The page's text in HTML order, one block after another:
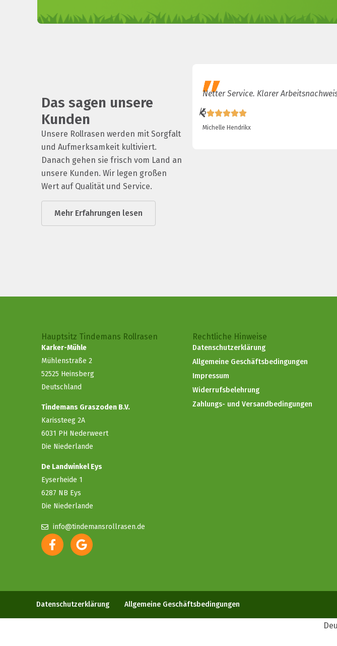
Das sagen unsere
Kunden
Unsere Rollrasen werden mit Sorgfalt
und Aufmerksamkeit kultiviert.
Danach gehen sie frisch vom Land an
unsere Kunden. Wir legen großen
Wert auf Qualität und Service.
Mehr Erfahrungen lesen
Netter Service. Klarer
/5
Michelle Hendrikx
Hauptsitz Tindemans Rollrasen
Karker-Mühle
Mühlenstraße 2
52525 Heinsberg
Deutschland
Tindemans Graszoden B.V.
Karissteeg 2A
6031 PH Nederweert
Die Niederlande
De Landwinkel Eys
Eyserheide 1
6287 NB Eys
Die Niederlande
info@tindemansrollrasen.de
Rechtliche Hinweise
Datenschutzerklärung
Allgemeine Geschäftsbedingungen
Impressum
Widerrufsbelehrung
Zahlungs- und Versandbedingungen
Datenschutzerklärung Allgemeine Geschäftsbedingungen